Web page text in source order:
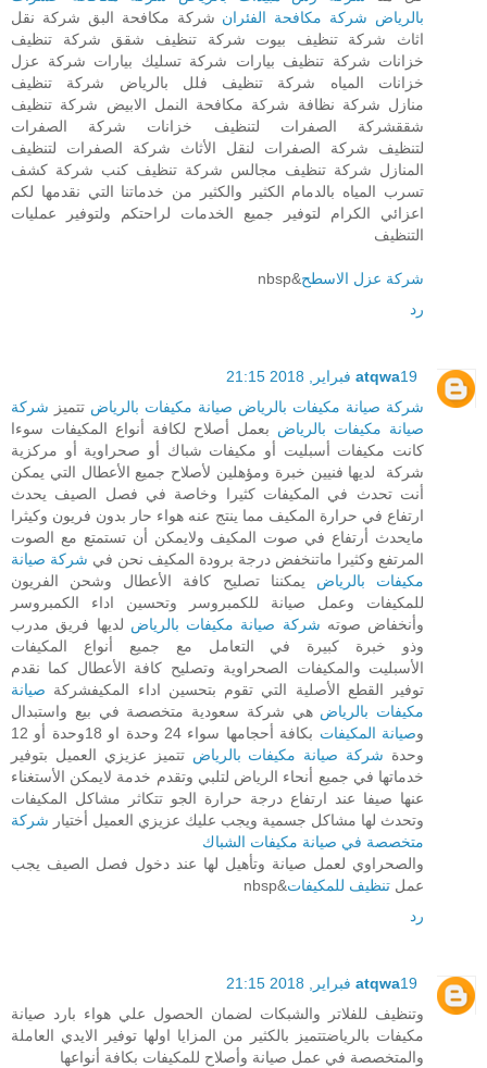
بالرياض شركة مكافحة الفئران شركة مكافحة البق شركة نقل
اثاث شركة تنظيف بيوت شركة تنظيف شقق شركة تنظيف
خزانات شركة تنظيف بيارات شركة تسليك بيارات شركة عزل
خزانات المياه شركة تنظيف فلل بالرياض شركة تنظيف
منازل شركة نظافة شركة مكافحة النمل الابيض شركة تنظيف
شققشركة الصفرات لتنظيف خزانات شركة الصفرات
لتنظيف شركة الصفرات لنقل الأثاث شركة الصفرات لتنظيف
المنازل شركة تنظيف مجالس شركة تنظيف كنب شركة كشف
تسرب المياه بالدمام الكثير والكثير من خدماتنا التي نقدمها لكم
اعزائي الكرام لتوفير جميع الخدمات لراحتكم ولتوفير عمليات
التنظيف
شركة عزل الاسطح&nbsp
رد
atqwa19 فبراير, 2018 21:15
شركة صيانة مكيفات بالرياض صيانة مكيفات بالرياض تتميز شركة
صيانة مكيفات بالرياض بعمل أصلاح لكافة أنواع المكيفات سوءا
كانت مكيفات أسبليت أو مكيفات شباك أو صحراوية أو مركزية
شركة لديها فنيين خبرة ومؤهلين لأصلاح جميع الأعطال التي يمكن
أنت تحدث في المكيفات كثيرا وخاصة في فصل الصيف يحدث
ارتفاع في حرارة المكيف مما ينتج عنه هواء حار بدون فريون وكيثرا
مايحدث أرتفاع في صوت المكيف ولايمكن أن تستمتع مع الصوت
المرتفع وكثيرا ماتنخفض درجة برودة المكيف نحن في شركة صيانة
مكيفات بالرياض يمكننا تصليح كافة الأعطال وشحن الفريون
للمكيفات وعمل صيانة للكمبروسر وتحسين اداء الكمبروسر
وأنخفاض صوته شركة صيانة مكيفات بالرياض لديها فريق مدرب
وذو خبرة كبيرة في التعامل مع جميع أنواع المكيفات
الأسبليت والمكيفات الصحراوية وتصليح كافة الأعطال كما نقدم
توفير القطع الأصلية التي تقوم بتحسين اداء المكيفشركة صيانة
مكيفات بالرياض هي شركة سعودية متخصصة في بيع واستبدال
وصيانة المكيفات
بكافة أحجامها سواء 24 وحدة او 18وحدة أو 12
وحدة شركة صيانة مكيفات بالرياض تتميز عزيزي العميل بتوفير
خدماتها في جميع أنحاء الرياض لتلبي وتقدم خدمة لايمكن الأستغناء
عنها صيفا عند ارتفاع درجة حرارة الجو تتكاثر مشاكل المكيفات
وتحدث لها مشاكل جسمية ويجب عليك عزيزي العميل أختيار شركة
متخصصة في صيانة مكيفات الشباك
والصحراوي لعمل صيانة وتأهيل لها عند دخول فصل الصيف يجب
عمل تنظيف للمكيفات&nbsp
رد
atqwa19 فبراير, 2018 21:15
وتنظيف للفلاتر والشبكات لضمان الحصول علي هواء بارد صيانة
مكيفات بالرياضتتميز بالكثير من المزايا اولها توفير الايدي العاملة
والمتخصصة في عمل صيانة وأصلاح للمكيفات بكافة أنواعها